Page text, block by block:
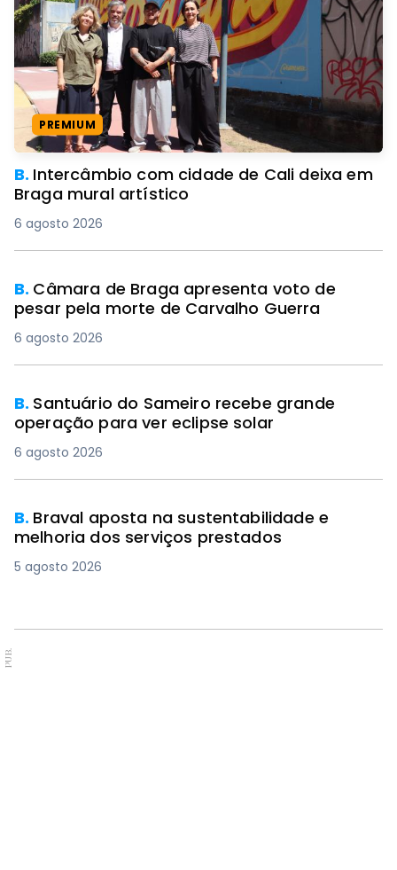
PREMIUM
B. Intercâmbio com cidade de Cali deixa em
Braga mural artístico
6 agosto 2026
B. Câmara de Braga apresenta voto de
pesar pela morte de Carvalho Guerra
6 agosto 2026
B. Santuário do Sameiro recebe grande
operação para ver eclipse solar
6 agosto 2026
B. Braval aposta na sustentabilidade e
melhoria dos serviços prestados
5 agosto 2026
PUB.